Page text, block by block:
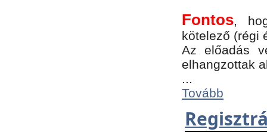
Fontos,
kötelező (régi
Az előadás
elhangzottak
...
Tovább